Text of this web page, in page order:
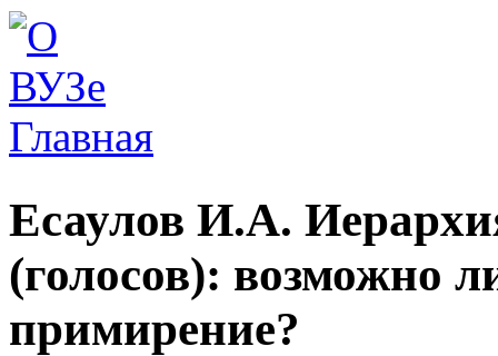
Вы здесь
Главная
Есаулов И.А.
(голосов): возможно
примирение?